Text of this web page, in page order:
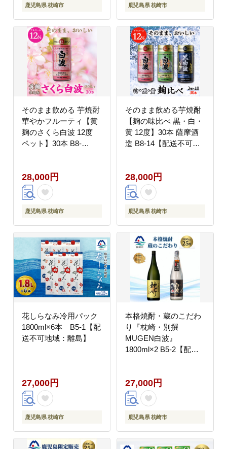
鹿児島県 枕崎市 鹿児島県 枕崎市
そのまま飲める 芋焼酎
華やかフルーティ【黄
麹のさくら白波 12度
ペット】30本 B8-
28,000円
鹿児島県 枕崎市
そのまま飲める芋焼酎
【麹の味比べ 黒・白・
黄 12度】30本 薩摩酒
造 B8-14【配送不可地
28,000円
鹿児島県 枕崎市
花しらなみ冷用パック
1800ml×6本 B5-1【配
送不可地域：離島】
27,000円
鹿児島県 枕崎市
本格焼酎・蔵のこだわ
り『枕崎・別撰
MUGEN白波』
1800ml×2 B5-2【配送
27,000円
鹿児島県 枕崎市